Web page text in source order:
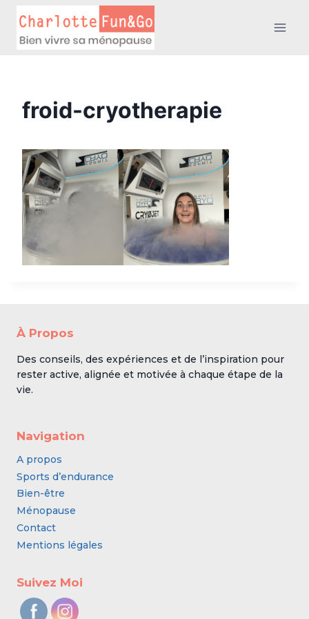
contenu
froid-cryotherapie
À Propos
Des conseils, des expériences et de l’inspiration pour
rester active, alignée et motivée à chaque étape de la
vie.
Navigation
A propos
Sports d’endurance
Bien-être
Ménopause
Contact
Mentions légales
Suivez Moi